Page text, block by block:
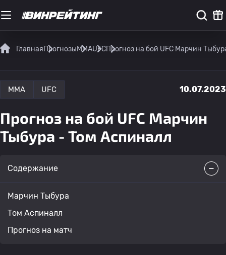
ГлавнаяПрогнозыMMAUFCПрогноз на бой UFC Марчин
MMA UFC 10.07.2023
Прогноз на бой UFC Марчин
Тыбура - Том Аспиналл
Содержание
Марчин Тыбура
Том Аспиналл
Прогноз на матч